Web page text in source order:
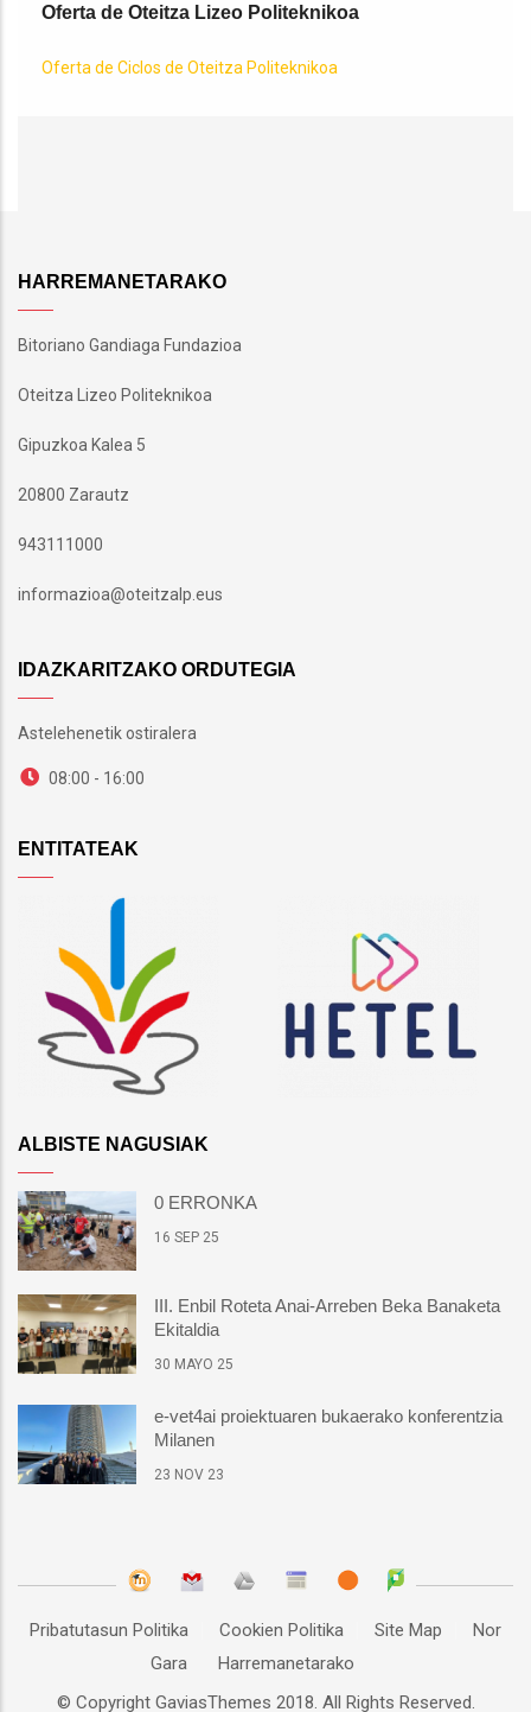
Oferta de Oteitza Lizeo Politeknikoa
Oferta de Ciclos de Oteitza Politeknikoa
HARREMANETARAKO
Bitoriano Gandiaga Fundazioa
Oteitza Lizeo Politeknikoa
Gipuzkoa Kalea 5
20800 Zarautz
943111000
informazioa@oteitzalp.eus
IDAZKARITZAKO ORDUTEGIA
Astelehenetik ostiralera
08:00 - 16:00
ENTITATEAK
ALBISTE NAGUSIAK
0 ERRONKA
16 SEP 25
III. Enbil Roteta Anai-Arreben Beka Banaketa
Ekitaldia
30 MAYO 25
e-vet4ai proiektuaren bukaerako konferentzia
Milanen
23 NOV 23
Pribatutasun Politika Cookien Politika Site Map
Nor
Gara
Harremanetarako
© Copyright GaviasThemes 2018. All Rights Reserved.